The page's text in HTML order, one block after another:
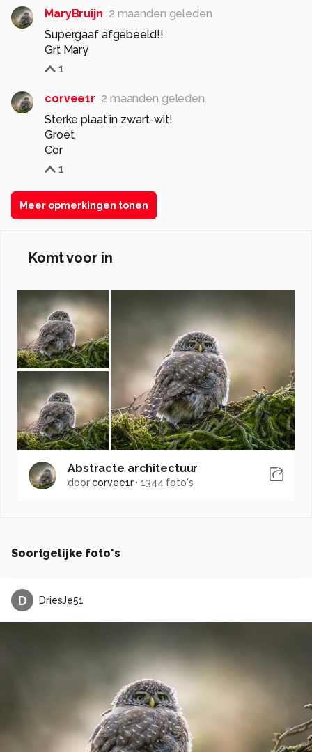
MaryBruijn 2 maanden geleden
Supergaaf afgebeeld!!
Grt Mary
1
corvee1r 2 maanden geleden
Sterke plaat in zwart-wit!
Groet,
Cor
1
Meer opmerkingen tonen
Komt voor in
Abstracte architectuur
doorcorvee1r·1344 foto's
Soortgelijke foto's
D DriesJe51